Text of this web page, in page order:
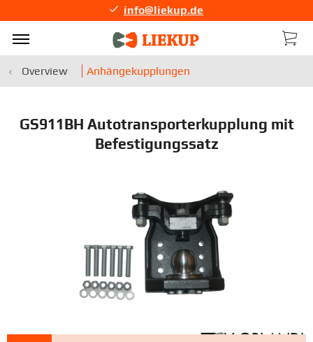
info@liekup.de
Overview Anhängekupplungen
GS911BH Autotransporterkupplung mit
Befestigungssatz